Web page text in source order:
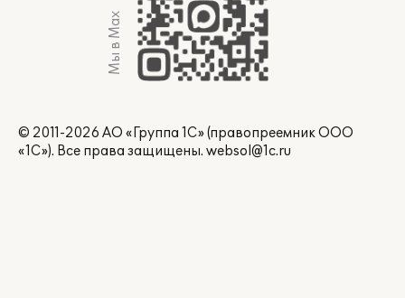
Мы в Max
© 2011-2026 АО «Группа 1С» (правопреемник ООО
«1С»). Все права защищены. websol@1c.ru